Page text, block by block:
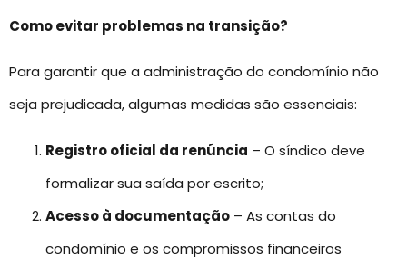
Como evitar problemas na transição?
Para garantir que a administração do condomínio não
seja prejudicada, algumas medidas são essenciais:
Registro oficial da renúncia – O síndico deve
formalizar sua saída por escrito;
Acesso à documentação – As contas do
condomínio e os compromissos financeiros